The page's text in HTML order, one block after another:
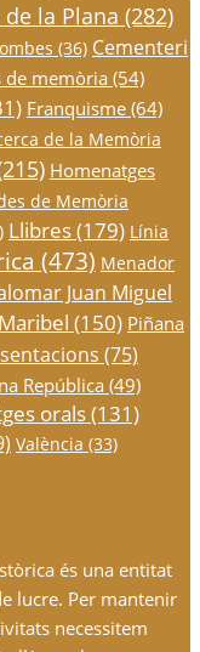
la Plana (282)
(36) Cementeri
de memòria (54)
Franquisme(64)
de la Memòria
Homenatges
de Memòria
Llibres(179) Línia
(473) Menador
Juan Miguel
(150) Piñana
(75)
República(49)
orals(131)
València (33)
és una entitat
lucre. Per mantenir
necessitem